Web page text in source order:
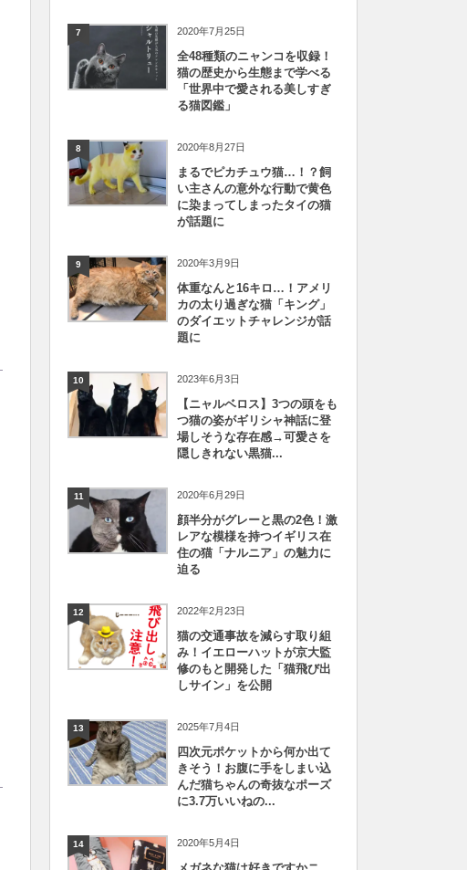
7 2020年7月25日
全48種類のニャンコを収録！
猫の歴史から生態まで学べる
「世界中で愛される美しすぎ
る猫図鑑」
8 2020年8月27日
まるでピカチュウ猫…！？飼
い主さんの意外な行動で黄色
に染まってしまったタイの猫
が話題に
9 2020年3月9日
体重なんと16キロ…！アメリ
カの太り過ぎな猫「キング」
のダイエットチャレンジが話
題に
10 2023年6月3日
【ニャルベロス】3つの頭をも
つ猫の姿がギリシャ神話に登
場しそうな存在感→可愛さを
隠しきれない黒猫...
11 2020年6月29日
顔半分がグレーと黒の2色！激
レアな模様を持つイギリス在
住の猫「ナルニア」の魅力に
迫る
12 2022年2月23日
猫の交通事故を減らす取り組
み！イエローハットが京大監
修のもと開発した「猫飛び出
しサイン」を公開
13 2025年7月4日
四次元ポケットから何か出て
きそう！お腹に手をしまい込
んだ猫ちゃんの奇抜なポーズ
に3.7万いいねの...
14 2020年5月4日